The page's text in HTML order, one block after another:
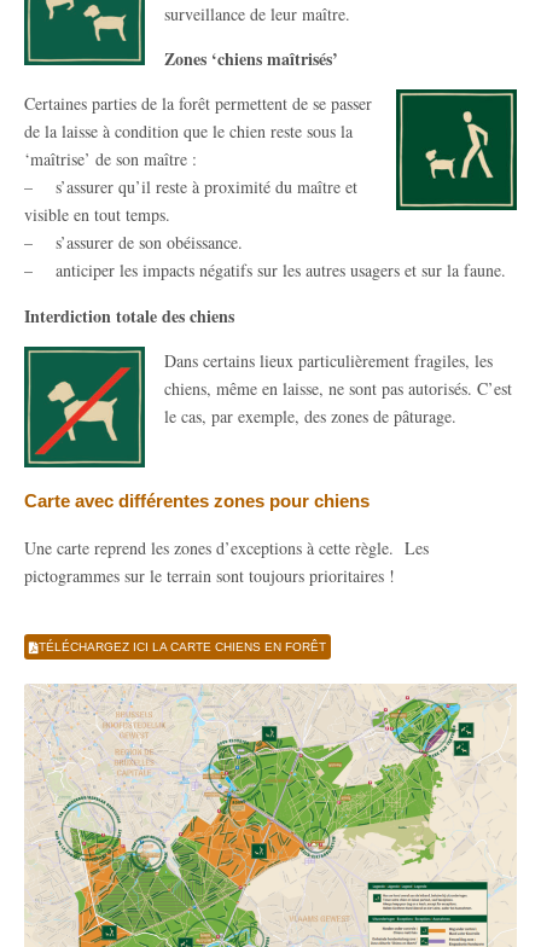
surveillance de leur maître.
Zones ‘chiens maîtrisés’
Certaines parties de la forêt permettent de se passer
de la laisse à condition que le chien reste sous la
‘maîtrise’ de son maître :
– s’assurer qu’il reste à proximité du maître et
visible en tout temps.
– s’assurer de son obéissance.
– anticiper les impacts négatifs sur les autres usagers et sur la faune.
Interdiction totale des chiens
Dans certains lieux particulièrement fragiles, les
chiens, même en laisse, ne sont pas autorisés. C’est
le cas, par exemple, des zones de pâturage.
Carte avec différentes zones pour chiens
Une carte reprend les zones d’exceptions à cette règle. Les
pictogrammes sur le terrain sont toujours prioritaires !
TÉLÉCHARGEZ ICI LA CARTE CHIENS EN FORÊT